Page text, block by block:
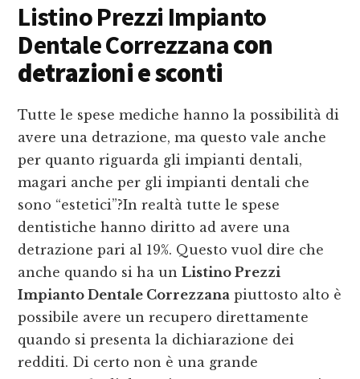
Listino Prezzi Impianto
Dentale Correzzanacon
detrazioni e sconti
Tutte le spese mediche hanno la possibilità di
avere una detrazione, ma questo vale anche
per quanto riguarda gli impianti dentali,
magari anche per gli impianti dentali che
sono “estetici”?In realtà tutte le spese
dentistiche hanno diritto ad avere una
detrazione pari al 19%. Questo vuol dire che
anche quando si ha unListino Prezzi
Impianto Dentale Correzzana piuttosto alto è
possibile avere un recupero direttamente
quando si presenta la dichiarazione dei
redditi. Di certo non è una grande